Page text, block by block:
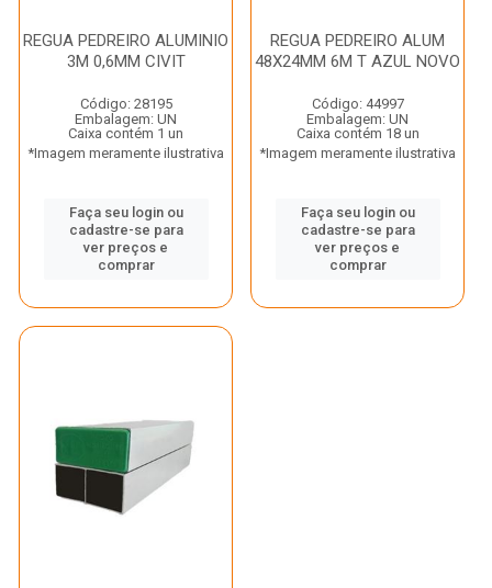
REGUA PEDREIRO ALUMINIO
3M 0,6MM CIVIT
Código: 28195
Embalagem: UN
Caixa contém 1 un
*Imagem meramente ilustrativa
Faça seu login ou
cadastre-se para
ver preços e
comprar
REGUA PEDREIRO ALUM
48X24MM 6M T AZUL NOVO
Código: 44997
Embalagem: UN
Caixa contém 18 un
*Imagem meramente ilustrativa
Faça seu login ou
cadastre-se para
ver preços e
comprar